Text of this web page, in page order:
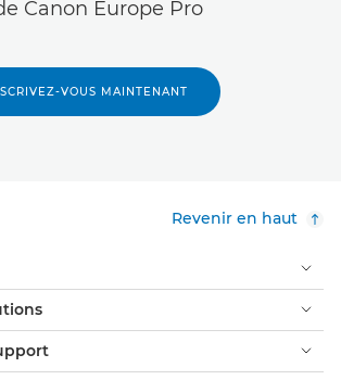
Canon Europe Pro
VOUS MAINTENANT
Revenir en haut